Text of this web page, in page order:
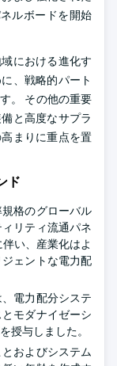
ルボードを開始
における進化す
、戦略的パート
。 その他の重要
と高度なサプラ
まりに重点を置
ド
格のグローバル
リティ流通パネ
い、産業化はよ
ェントな電力配
電力配分システ
モダナイゼーシ
授与しました。
およびシステム